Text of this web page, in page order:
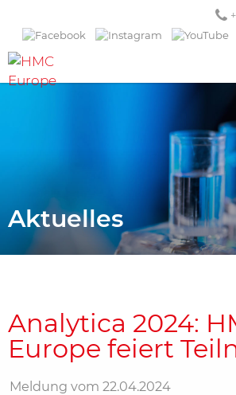
Aktuelles
Analytica 2024:
Europe feiert
Meldung vom 22.04.2024